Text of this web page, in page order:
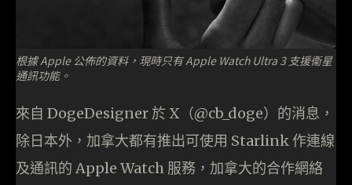
根據 Apple 公佈的資料，現時只有 Apple Watch Ultra 3 支援衞星
通訊功能。
來自 DogeDesigner 於 X（@cb_doge）的消息，
除日本外，加拿大都有推出可使用 Starlink 作連線
及通訊的 Apple Watch 服務，加拿大的合作網絡